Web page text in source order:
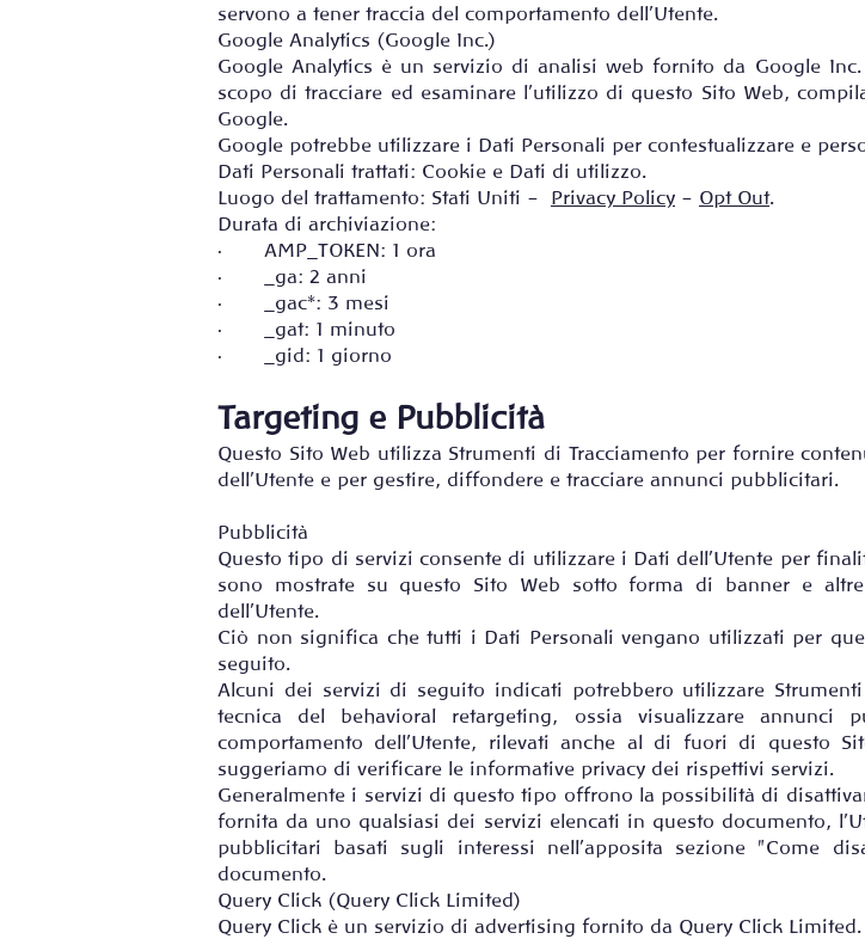
servono a tener traccia del comportamento dell’Utente.
Google Analytics (Google Inc.)
Google Analytics è un servizio di analisi web fornito da Google
scopo di tracciare ed esaminare l’utilizzo di questo Sito Web,
Google.
Google potrebbe utilizzare i Dati Personali per contestualizzare e
Dati Personali trattati: Cookie e Dati di utilizzo.
Luogo del trattamento: Stati Uniti – Privacy Policy – Opt Out.
Durata di archiviazione:
· AMP_TOKEN: 1 ora
· _ga: 2 anni
· _gac*: 3 mesi
· _gat: 1 minuto
· _gid: 1 giorno
Targeting e Pubblicità
Questo Sito Web utilizza Strumenti di Tracciamento per fornire
dell'Utente e per gestire, diffondere e tracciare annunci pubblicitari.
Pubblicità
Questo tipo di servizi consente di utilizzare i Dati dell’Utente per
sono mostrate su questo Sito Web sotto forma di banner e
dell’Utente.
Ciò non significa che tutti i Dati Personali vengano utilizzati per
seguito.
Alcuni dei servizi di seguito indicati potrebbero utilizzare
tecnica del behavioral retargeting, ossia visualizzare
comportamento dell’Utente, rilevati anche al di fuori di questo
suggeriamo di verificare le informative privacy dei rispettivi servizi.
Generalmente i servizi di questo tipo offrono la possibilità di
fornita da uno qualsiasi dei servizi elencati in questo documento,
pubblicitari basati sugli interessi nell'apposita sezione "Come
documento.
Query Click (Query Click Limited)
Query Click è un servizio di advertising fornito da Query Click Limited.